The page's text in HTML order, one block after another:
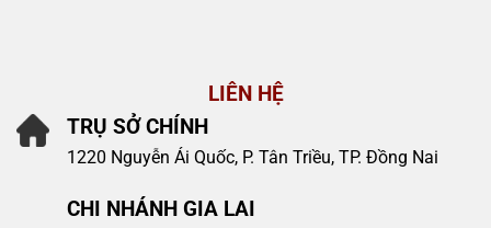
LIÊN HỆ
TRỤ SỞ CHÍNH
1220 Nguyễn Ái Quốc, P. Tân Triều, TP. Đồng Nai
CHI NHÁNH GIA LAI